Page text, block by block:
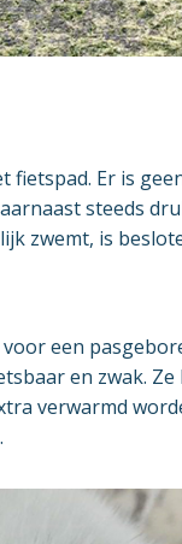
Er is
steeds
zwemt, is
een
en zwak.
verwarmd